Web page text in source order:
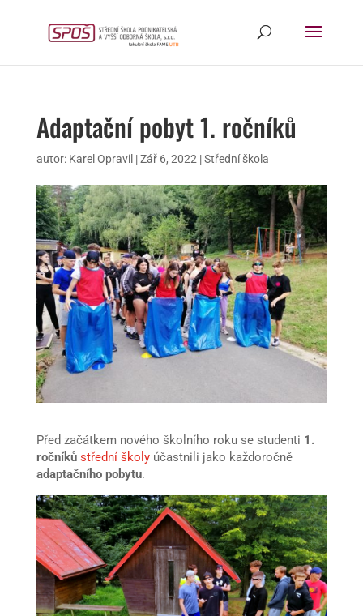
Adaptační pobyt 1. ročníků
autor: Karel Opravil |Zář 6, 2022 |Střední škola
Před začátkem nového školního roku se studenti 1.
ročníků střední školyúčastnili jako každoročně
adaptačního pobytu.